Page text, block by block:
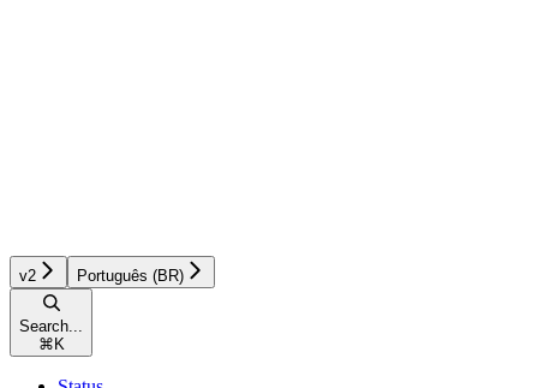
v2 Português (BR)
Search...
⌘ K